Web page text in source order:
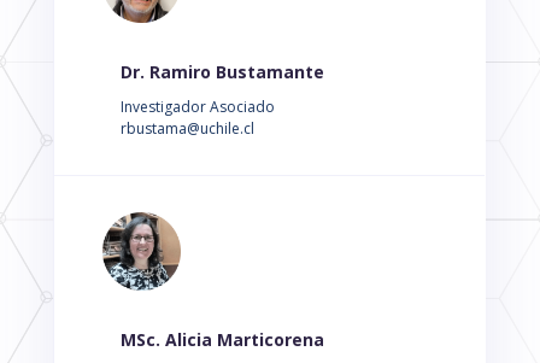
Dr. Ramiro Bustamante
Investigador Asociado
rbustama@uchile.cl
MSc. Alicia Marticorena